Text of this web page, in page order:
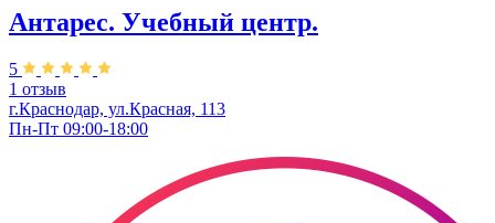
Антарес. Учебный центр.
5
1 отзыв
г.Краснодар, ул.Красная, 113
Пн-Пт 09:00-18:00